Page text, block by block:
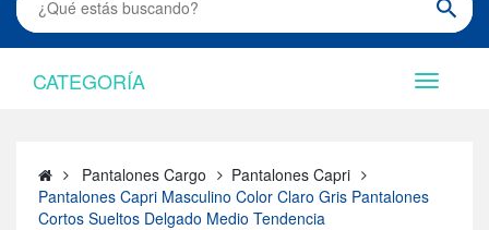
CATEGORÍA
Pantalones Cargo
Pantalones Capri
Pantalones Capri Masculino Color Claro Gris Pantalones
Cortos Sueltos Delgado Medio Tendencia